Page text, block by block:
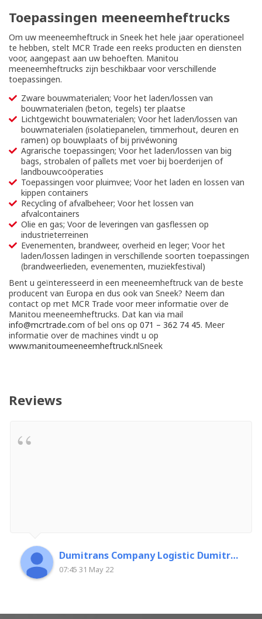
Toepassingen meeneemheftrucks
Om uw meeneemheftruck in Sneek het hele jaar operationeel
te hebben, stelt MCR Trade een reeks producten en diensten
voor, aangepast aan uw behoeften. Manitou
meeneemheftrucks zijn beschikbaar voor verschillende
toepassingen.
Zware bouwmaterialen; Voor het laden/lossen van
bouwmaterialen (beton, tegels) ter plaatse
Lichtgewicht bouwmaterialen; Voor het laden/lossen van
bouwmaterialen (isolatiepanelen, timmerhout, deuren en
ramen) op bouwplaats of bij privéwoning
Agrarische toepassingen; Voor het laden/lossen van big
bags, strobalen of pallets met voer bij boerderijen of
landbouwcoöperaties
Toepassingen voor pluimvee; Voor het laden en lossen van
kippen containers
Recycling of afvalbeheer; Voor het lossen van
afvalcontainers
Olie en gas; Voor de leveringen van gasflessen op
industrieterreinen
Evenementen, brandweer, overheid en leger; Voor het
laden/lossen ladingen in verschillende soorten toepassingen
(brandweerlieden, evenementen, muziekfestival)
Bent u geïnteresseerd in een meeneemheftruck van de beste
producent van Europa en dus ook van Sneek? Neem dan
contact op met MCR Trade voor meer informatie over de
Manitou meeneemheftrucks. Dat kan via mail
info@mcrtrade.com of bel ons op 071 – 362 74 45. Meer
informatie over de machines vindt u op
www.manitoumeeneemheftruck.nlSneek
Reviews
Dumitrans Company Logistic Dumitrascu Florin
07:45 31 May 22